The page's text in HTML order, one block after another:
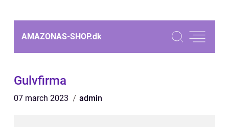
AMAZONAS-SHOP.dk
Gulvfirma
07 march 2023 admin